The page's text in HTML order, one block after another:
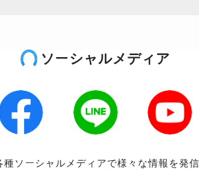
ソーシャルメディア
Facebook LINE Youtube
ソーシャルメディアで様々な情報を発信